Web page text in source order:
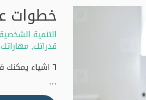
خطوات
التنمية الشخصية
قدراتك, مهاراتك
٦ اشياء يمكنك
…